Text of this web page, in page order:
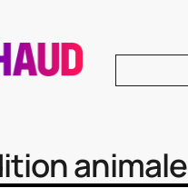
animale